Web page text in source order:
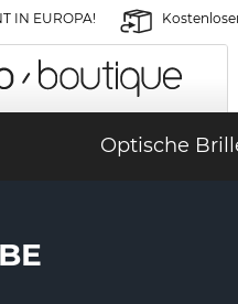
IN EUROPA!
Optische